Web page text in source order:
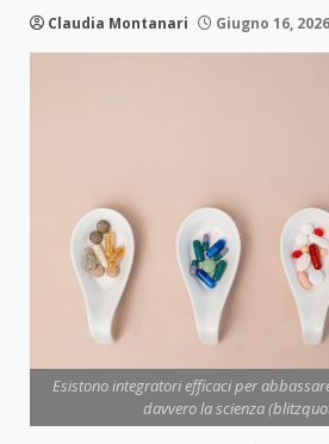
Claudia Montanari Giugno 16, 2026
Esistono integratori efficaci per
davvero la scienza